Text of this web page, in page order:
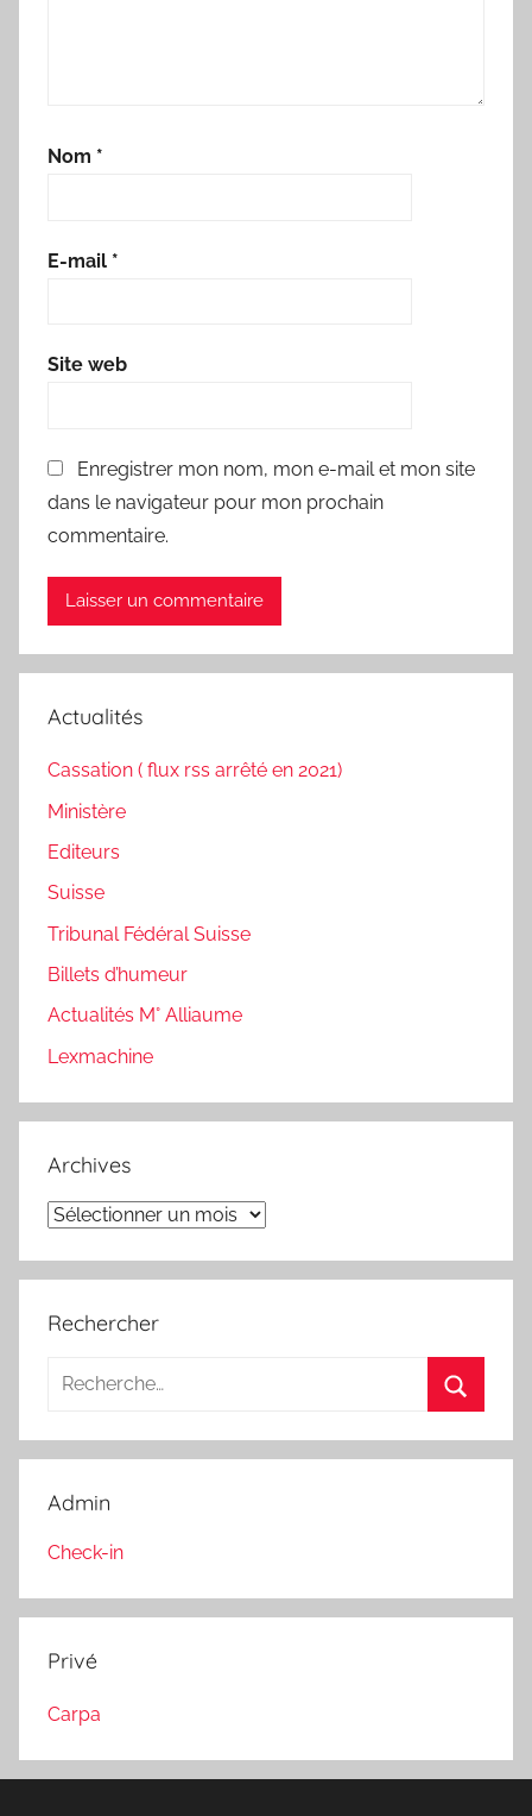
Nom *
E-mail *
Site web
Enregistrer mon nom, mon e-mail et mon site
dans le navigateur pour mon prochain
commentaire.
Actualités
Cassation ( flux rss arrêté en 2021)
Ministère
Editeurs
Suisse
Tribunal Fédéral Suisse
Billets d’humeur
Actualités M° Alliaume
Lexmachine
Archives
Archives
Rechercher
Recherche
:
Admin
Check-in
Privé
Carpa